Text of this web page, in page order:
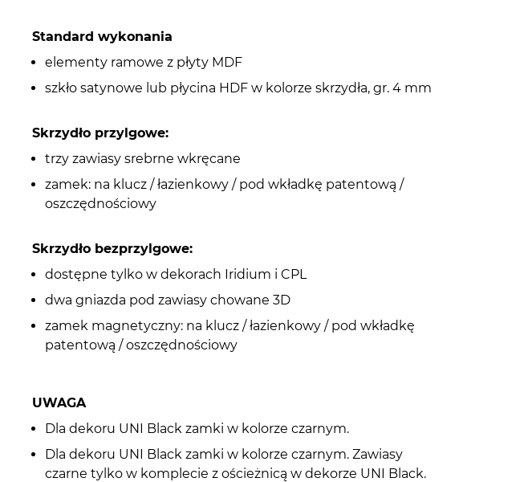
Standard wykonania
elementy ramowe z płyty MDF
szkło satynowe lub płycina HDF w kolorze skrzydła, gr. 4 mm
Skrzydło przylgowe:
trzy zawiasy srebrne wkręcane
zamek: na klucz / łazienkowy / pod wkładkę patentową /
oszczędnościowy
Skrzydło bezprzylgowe:
dostępne tylko w dekorach Iridium i CPL
dwa gniazda pod zawiasy chowane 3D
zamek magnetyczny: na klucz / łazienkowy / pod wkładkę
patentową / oszczędnościowy
UWAGA
Dla dekoru UNI Black zamki w kolorze czarnym.
Dla dekoru UNI Black zamki w kolorze czarnym. Zawiasy
czarne tylko w komplecie z ościeżnicą w dekorze UNI Black.